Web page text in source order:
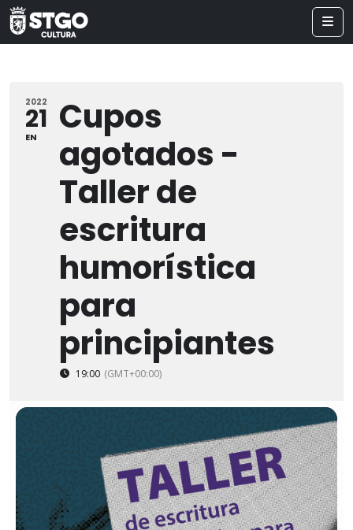
2022
21
EN
Cupos
agotados -
Taller de
escritura
humorística
para
principiantes
19:00 (GMT+00:00)